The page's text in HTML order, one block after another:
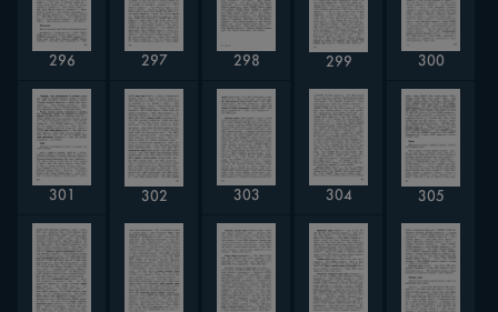
296 297 298 299 300
301 302 303 304 305